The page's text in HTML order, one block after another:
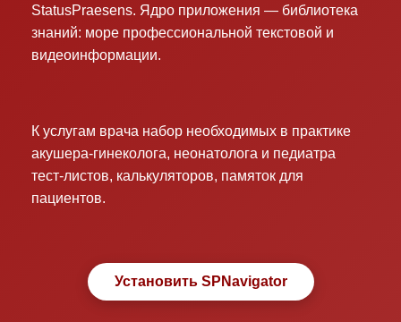
StatusPraesens. Ядро приложения — библиотека
знаний: море профессиональной текстовой и
видеоинформации.
К услугам врача набор необходимых в практике
акушера-гинеколога, неонатолога и педиатра
тест-листов, калькуляторов, памяток для
пациентов.
Установить SPNavigator